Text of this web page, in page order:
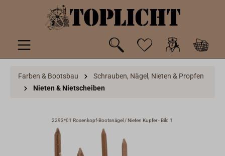
springen
Farben & Bootsbau
Schrauben, Nägel, Nieten & Propfen
Nieten & Nietscheiben
2293*01 Rosenkopf-Bootsnägel / Nieten Kupfer - Bild 1